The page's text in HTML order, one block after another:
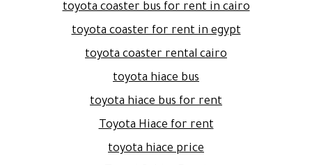
toyota coaster bus for rent in cairo
toyota coaster for rent in egypt
toyota coaster rental cairo
toyota hiace bus
toyota hiace bus for rent
Toyota Hiace for rent
toyota hiace price